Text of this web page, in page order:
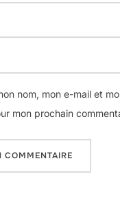
nom, mon e-mail et
mon prochain